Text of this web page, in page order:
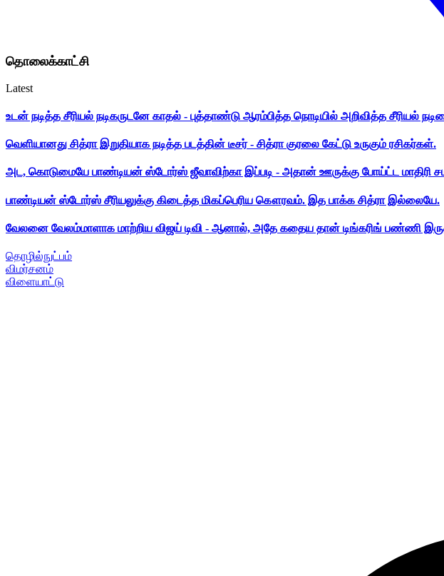
தொலைக்காட்சி
Latest
உடன் நடித்த சீரியல் நடிகருடனே காதல் - புத்தாண்டு ஆரம்பித்த நொடியில் அறிவித்த சீரியல்
வெளியானது சித்ரா இறுதியாக நடித்த படத்தின் டீசர் - சித்ரா குரலை கேட்டு உருகும் ரசிகர்கள்.
அட, கொடுமையே பாண்டியன் ஸ்டோர்ஸ் ஜீவாவிற்கா இப்படி - அதான் ஊருக்கு போய்ட்ட மாதிரி
பாண்டியன் ஸ்டோர்ஸ் சீரியலுக்கு கிடைத்த மிகப்பெரிய கௌரவம். இத பாக்க சித்ரா இல்லையே.
வேலனை வேலம்மாளாக மாற்றிய விஜய் டிவி - ஆனால், அதே கதைய தான் டிங்கரிங் பண்ணி
தொழில்நுட்பம்
விமர்சனம்
விளையாட்டு